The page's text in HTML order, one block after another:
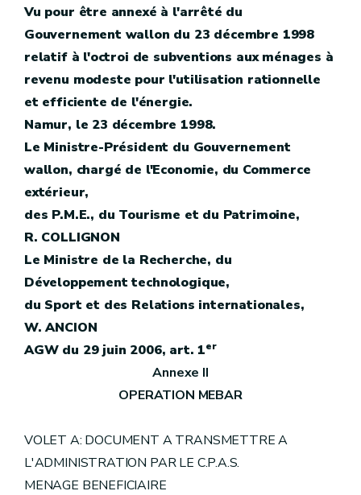
Vu pour être annexé à l'arrêté du
Gouvernement wallon du 23 décembre 1998
relatif à l'octroi de subventions aux ménages à
revenu modeste pour l'utilisation rationnelle
et efficiente de l'énergie.
Namur, le 23 décembre 1998.
Le Ministre-Président du Gouvernement
wallon, chargé de l'Economie, du Commerce
extérieur,
des P.M.E., du Tourisme et du Patrimoine,
R. COLLIGNON
Le Ministre de la Recherche, du
Développement technologique,
du Sport et des Relations internationales,
W. ANCION
AGW du 29 juin 2006, art. 1er
Annexe II
OPERATION MEBAR
VOLET A: DOCUMENT A TRANSMETTRE A
L'ADMINISTRATION PAR LE C.P.A.S.
MENAGE BENEFICIAIRE